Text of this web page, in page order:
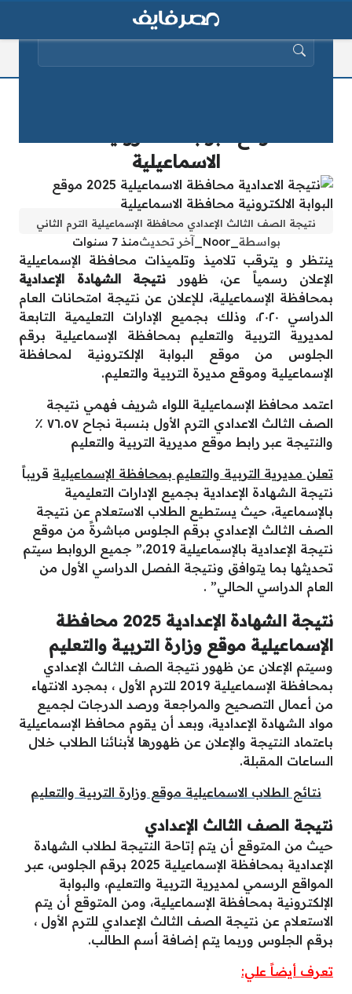
الاسماعيلية
نتيجة الصف الثالث الإعدادي محافظة الإسماعيلية الترم الثاني
بواسطة _Noor_ آخر تحديثمنذ 7 سنوات
ينتظر و يترقب تلاميذ وتلميذات محافظة الإسماعيلية
الإعلان رسمياً عن، ظهور نتيجة الشهادة الإعدادية
بمحافظة الإسماعيلية، للإعلان عن نتيجة امتحانات العام
الدراسي ٢٠٢٠، وذلك بجميع الإدارات التعليمية التابعة
لمديرية التربية والتعليم بمحافظة الإسماعيلية برقم
الجلوس من موقع البوابة الإلكترونية لمحافظة
الإسماعيلية وموقع مديرة التربية والتعليم.
اعتمد محافظ الإسماعيلية اللواء شريف فهمي نتيجة
الصف الثالث الاعدادي الترم الأول بنسبة نجاح ٧٦.٥٧ ٪
والنتيجة عبر رابط موقع مديرية التربية والتعليم
تعلن مديرية التربية والتعليم بمحافظة الإسماعيلية قريباً
نتيجة الشهادة الإعدادية بجميع الإدارات التعليمية
بالإسماعية، حيث يستطيع الطلاب الاستعلام عن نتيجة
الصف الثالث الإعدادي برقم الجلوس مباشرةً من موقع
نتيجة الإعدادية بالإسماعيلية 2019،” جميع الروابط سيتم
تحديثها بما يتوافق ونتيجة الفصل الدراسي الأول من
العام الدراسي الحالي” .
نتيجة الشهادة الإعدادية 2025 محافظة
الإسماعيلية موقع وزارة التربية والتعليم
وسيتم الإعلان عن ظهور نتيجة الصف الثالث الإعدادي
بمحافظة الإسماعيلية 2019 للترم الأول ، بمجرد الانتهاء
من أعمال التصحيح والمراجعة ورصد الدرجات لجميع
مواد الشهادة الإعدادية، وبعد أن يقوم محافظ الإسماعيلية
باعتماد النتيجة والإعلان عن ظهورها لأبنائنا الطلاب خلال
الساعات المقبلة.
نتائج الطلاب الاسماعيلية موقع وزارة التربية والتعليم
نتيجة الصف الثالث الإعدادي
حيث من المتوقع أن يتم إتاحة النتيجة لطلاب الشهادة
الإعدادية بمحافظة الإسماعيلية 2025 برقم الجلوس، عبر
المواقع الرسمي لمديرية التربية والتعليم، والبوابة
الإلكترونية بمحافظة الإسماعيلية، ومن المتوقع أن يتم
الاستعلام عن نتيجة الصف الثالث الإعدادي للترم الأول ،
برقم الجلوس وربما يتم إضافة أسم الطالب.
تعرف أيضاً علي:
البحث عن: